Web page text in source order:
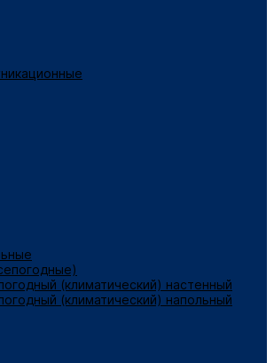
(климатический) настенный
(климатический) напольный